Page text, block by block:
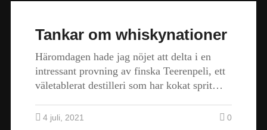
Tankar om whiskynationer
Häromdagen hade jag nöjet att delta i en
intressant provning av finska Teerenpeli, ett
väletablerat destilleri som har kokat sprit…
4 juli, 2021 0